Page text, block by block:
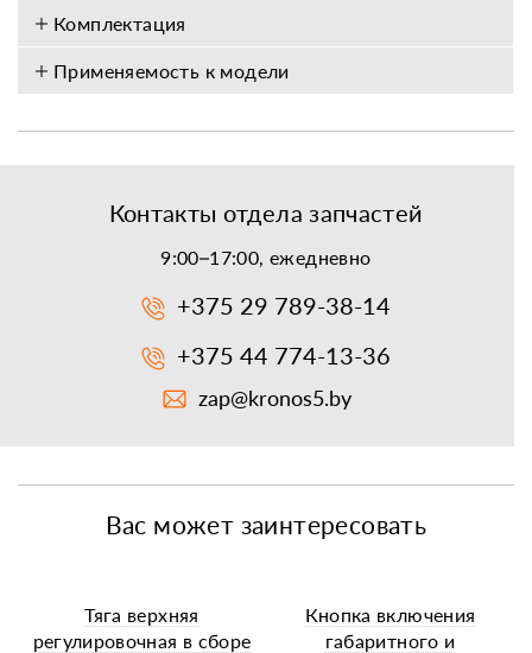
Комплектация
Применяемость к модели
Контакты отдела запчастей
9:00–17:00, ежедневно
+375 29 789-38-14
+375 44 774-13-36
zap@kronos5.by
Вас может заинтересовать
Тяга верхняя
регулировочная в сборе
Кнопка включения
габаритного и